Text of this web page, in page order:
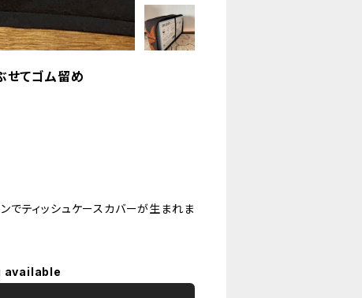
てゴム留め
でティッシュケースカバーが生まれま
available